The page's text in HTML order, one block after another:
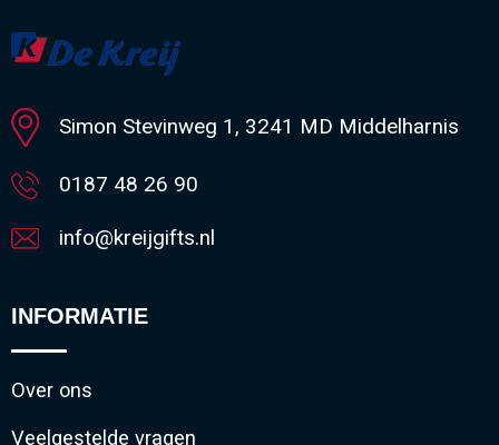
Minimale afname: 1
Simon Stevinweg 1, 3241 MD Middelharnis
0187 48 26 90
info@kreijgifts.nl
INFORMATIE
Over ons
Veelgestelde vragen